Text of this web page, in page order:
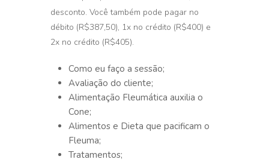
desconto. Você também pode pagar no
débito (R$387,50), 1x no crédito (R$400) e
2x no crédito (R$405).
Como eu faço a sessão;
Avaliação do cliente;
Alimentação Fleumática auxilia o
Cone;
Alimentos e Dieta que pacificam o
Fleuma;
Tratamentos;